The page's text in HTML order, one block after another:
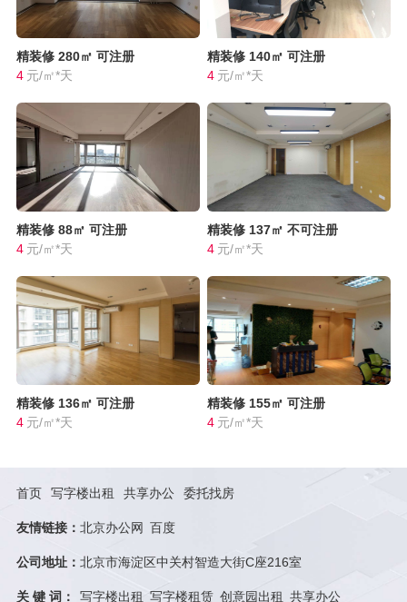
精装修 280㎡ 可注册
4 元/㎡*天
精装修 140㎡ 可注册
4 元/㎡*天
精装修 88㎡ 可注册
4 元/㎡*天
精装修 137㎡ 不可注册
4 元/㎡*天
精装修 136㎡ 可注册
4 元/㎡*天
精装修 155㎡ 可注册
4 元/㎡*天
首页 写字楼出租 共享办公 委托找房
友情链接： 北京办公网 百度
公司地址： 北京市海淀区中关村智造大街C座216室
关 键 词： 写字楼出租 写字楼租赁 创意园出租 共享办公